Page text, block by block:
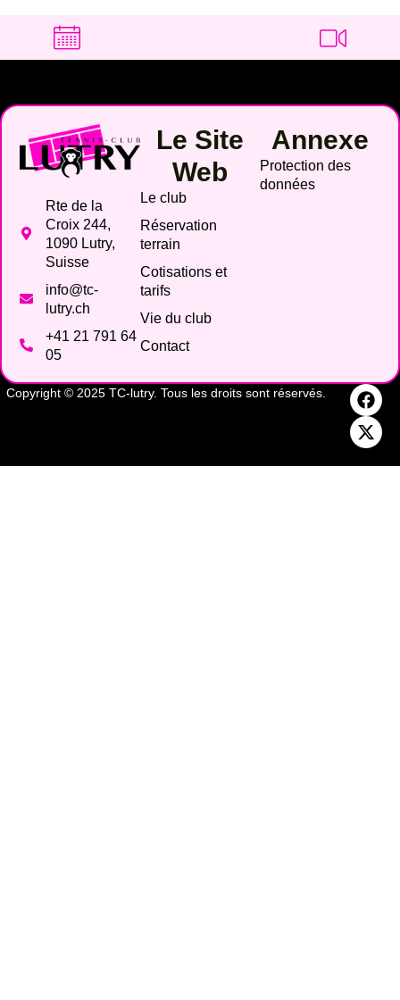
Rte de la
Croix 244,
1090 Lutry,
Suisse
info@tc-
lutry.ch
+41 21 791 64
05
Le Site
Web
Le club
Réservation
terrain
Cotisations et
tarifs
Vie du club
Contact
Annexe
Protection des
données
Copyright © 2025 TC-lutry. Tous les droits sont réservés.